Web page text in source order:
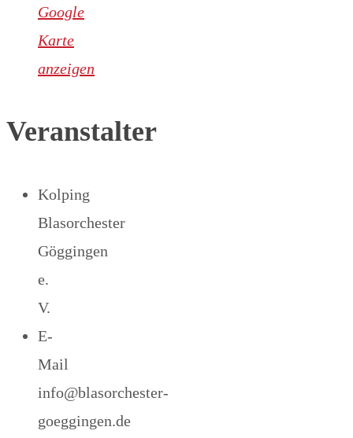
Google
Karte
anzeigen
Veranstalter
Kolping
Blasorchester
Göggingen
e.
V.
E-
Mail
info@blasorchester-
goeggingen.de